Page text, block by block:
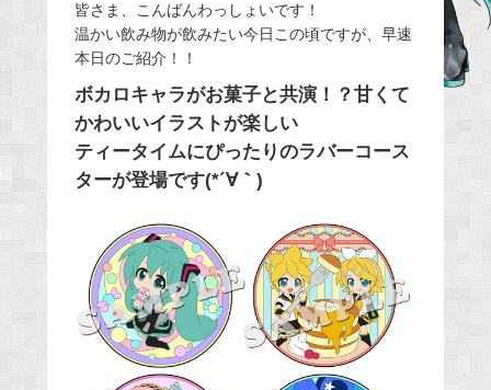
c
e
b
o
o
k
皆さま、こんばんわっしょいです！
温かい飲み物が飲みたい今日この頃ですが、早速
本日のご紹介！！
ボカロキャラがお菓子と共演！？甘くて
かわいいイラストが楽しい
ティータイムにぴったりのラバーコース
ターが登場です(*´∀｀)